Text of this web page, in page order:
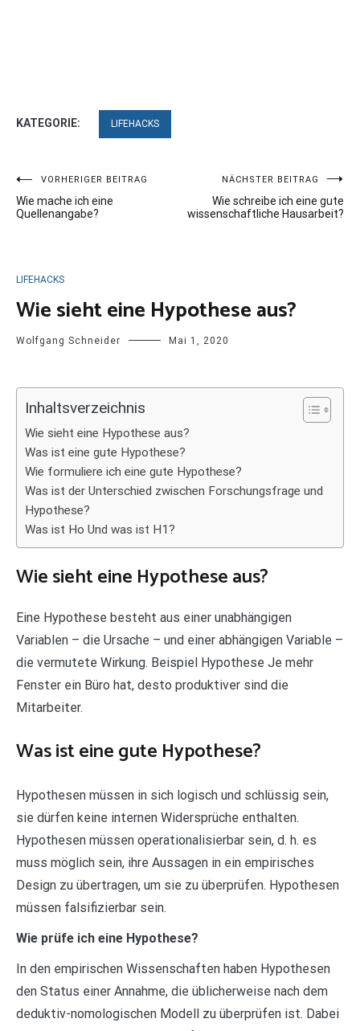
KATEGORIE: LIFEHACKS
Beitragsnavigation
VORHERIGER BEITRAG
Wie mache ich eine
Quellenangabe?
NÄCHSTER BEITRAG
Wie schreibe ich eine gute
wissenschaftliche Hausarbeit?
LIFEHACKS
Wie sieht eine Hypothese aus?
Wolfgang Schneider Mai 1, 2020
Inhaltsverzeichnis
Wie sieht eine Hypothese aus?
Was ist eine gute Hypothese?
Wie formuliere ich eine gute Hypothese?
Was ist der Unterschied zwischen Forschungsfrage und
Hypothese?
Was ist Ho Und was ist H1?
Wie sieht eine Hypothese aus?
Eine Hypothese besteht aus einer unabhängigen
Variablen – die Ursache – und einer abhängigen Variable –
die vermutete Wirkung. Beispiel Hypothese Je mehr
Fenster ein Büro hat, desto produktiver sind die
Mitarbeiter.
Was ist eine gute Hypothese?
Hypothesen müssen in sich logisch und schlüssig sein,
sie dürfen keine internen Widersprüche enthalten.
Hypothesen müssen operationalisierbar sein, d. h. es
muss möglich sein, ihre Aussagen in ein empirisches
Design zu übertragen, um sie zu überprüfen. Hypothesen
müssen falsifizierbar sein.
Wie prüfe ich eine Hypothese?
In den empirischen Wissenschaften haben Hypothesen
den Status einer Annahme, die üblicherweise nach dem
deduktiv-nomologischen Modell zu überprüfen ist. Dabei